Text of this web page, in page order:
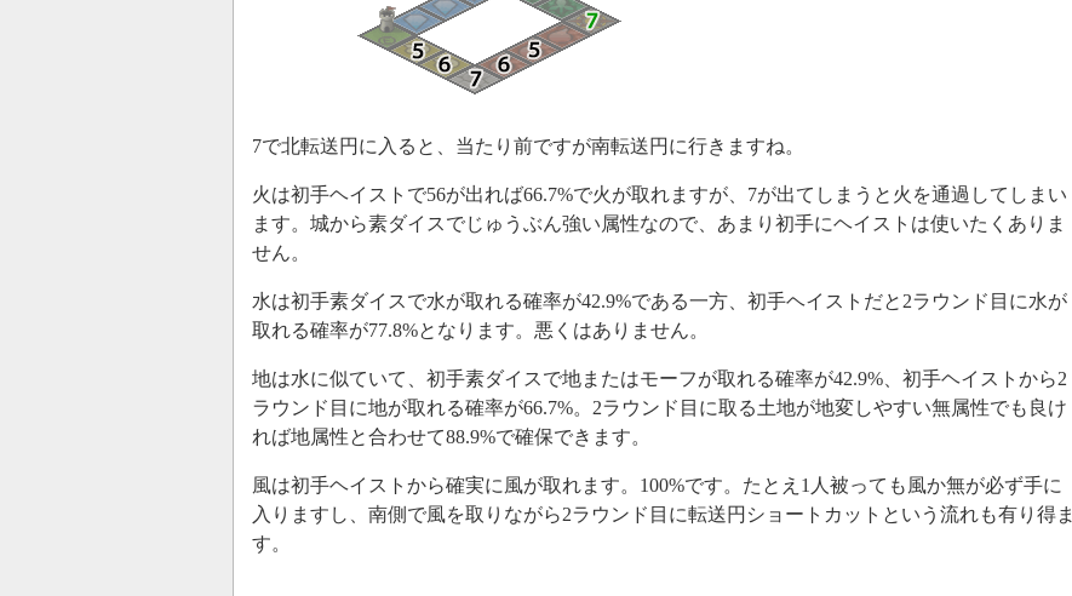
7で北転送円に入ると、当たり前ですが南転送円に行きますね。
火は初手ヘイストで56が出れば66.7%で火が取れますが、7が出てしまうと火を通過してしまい
ます。城から素ダイスでじゅうぶん強い属性なので、あまり初手にヘイストは使いたくありま
せん。
水は初手素ダイスで水が取れる確率が42.9%である一方、初手ヘイストだと2ラウンド目に水が
取れる確率が77.8%となります。悪くはありません。
地は水に似ていて、初手素ダイスで地またはモーフが取れる確率が42.9%、初手ヘイストから2
ラウンド目に地が取れる確率が66.7%。2ラウンド目に取る土地が地変しやすい無属性でも良け
れば地属性と合わせて88.9%で確保できます。
風は初手ヘイストから確実に風が取れます。100%です。たとえ1人被っても風か無が必ず手に
入りますし、南側で風を取りながら2ラウンド目に転送円ショートカットという流れも有り得ま
す。